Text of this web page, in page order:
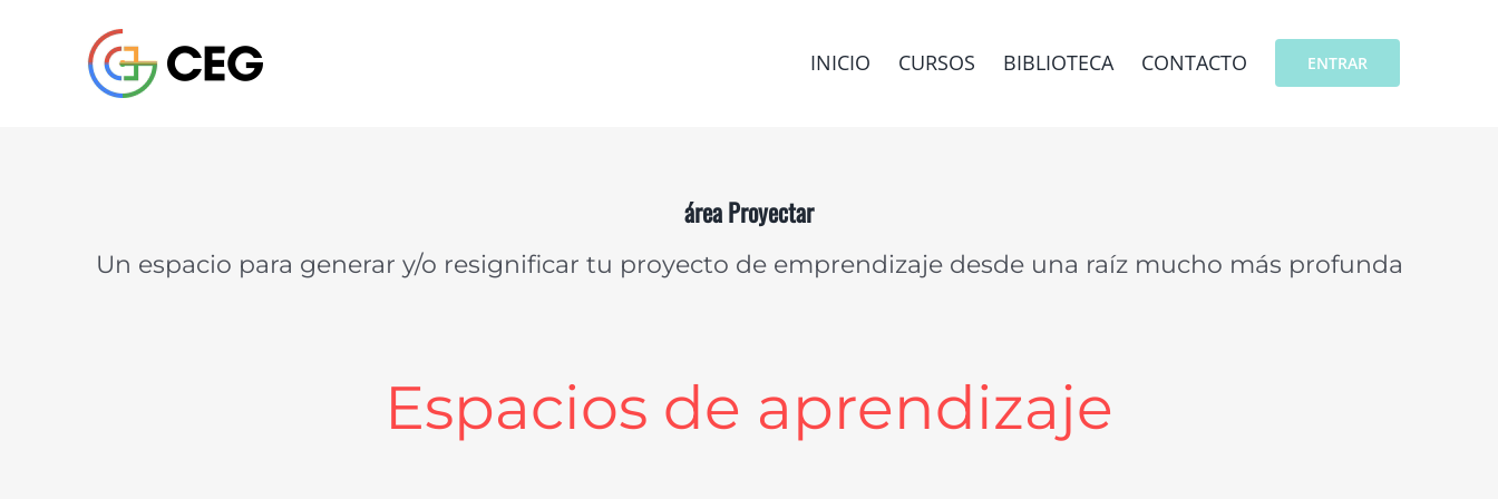
contenido
INICIO CURSOS BIBLIOTECA CONTACTO ENTRAR
área Proyectar
Un espacio para generar y/o resignificar tu proyecto de emprendizaje desde una raíz mucho más profunda
Espacios de aprendizaje